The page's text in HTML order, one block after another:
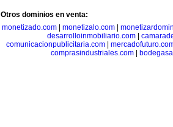
Otros dominios en venta:
monetizado.com
monetizalo.com
desarrolloinmobiliario.com
comunicacionpublicitaria.com|
comprasindustriales.com|